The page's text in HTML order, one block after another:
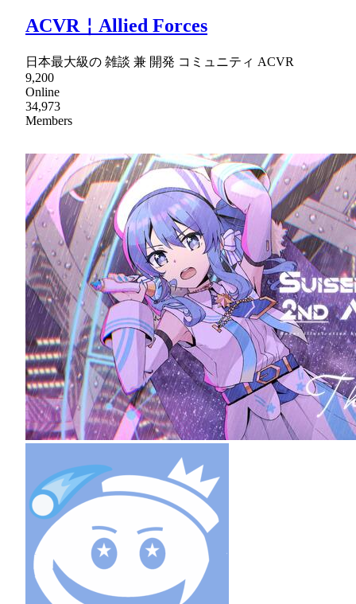
ACVR￤Allied Forces
日本最大級の 雑談 兼 開発 コミュニティ ACVR
9,200
Online
34,973
Members